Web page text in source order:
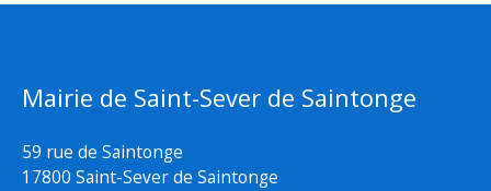
Mairie de Saint-Sever de Saintonge
59 rue de Saintonge
17800 Saint-Sever de Saintonge